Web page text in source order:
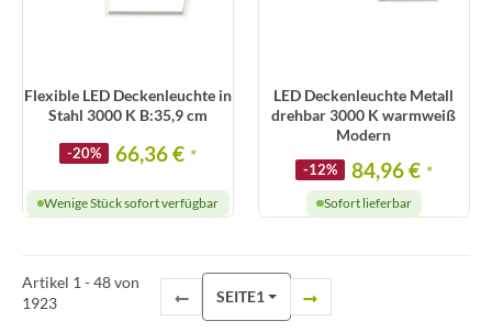
Flexible LED Deckenleuchte in
Stahl 3000 K B:35,9 cm
-20% 66,36 € *
Wenige Stück sofort verfügbar
LED Deckenleuchte Metall
drehbar 3000 K warmweiß
Modern
-12% 84,96 € *
Sofort lieferbar
Artikel 1 - 48 von
1923
SEITE1